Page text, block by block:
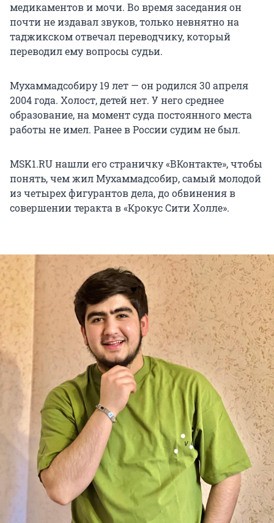
медикаментов и мочи. Во время заседания он
почти не издавал звуков, только невнятно на
таджикском отвечал переводчику, который
переводил ему вопросы судьи.
Мухаммадсобиру 19 лет — он родился 30 апреля
2004 года. Холост, детей нет. У него среднее
образование, на момент суда постоянного места
работы не имел. Ранее в России судим не был.
MSK1.RU нашли его страничку «ВКонтакте», чтобы
понять, чем жил Мухаммадсобир, самый молодой
из четырех фигурантов дела, до обвинения в
совершении теракта в «Крокус Сити Холле».